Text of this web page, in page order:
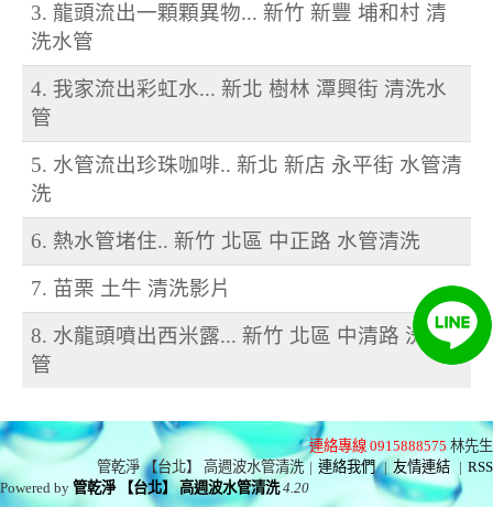
3. 龍頭流出一顆顆異物... 新竹 新豐 埔和村 清
洗水管
4. 我家流出彩虹水... 新北 樹林 潭興街 清洗水
管
5. 水管流出珍珠咖啡.. 新北 新店 永平街 水管清
洗
6. 熱水管堵住.. 新竹 北區 中正路 水管清洗
7. 苗栗 土牛 清洗影片
8. 水龍頭噴出西米露... 新竹 北區 中清路 洗水
管
連絡專線 0915888575 林先生
管乾淨 【台北】 高週波水管清洗 | 連絡我們 | 友情連結 | RSS
Powered by管乾淨 【台北】 高週波水管清洗 4.20